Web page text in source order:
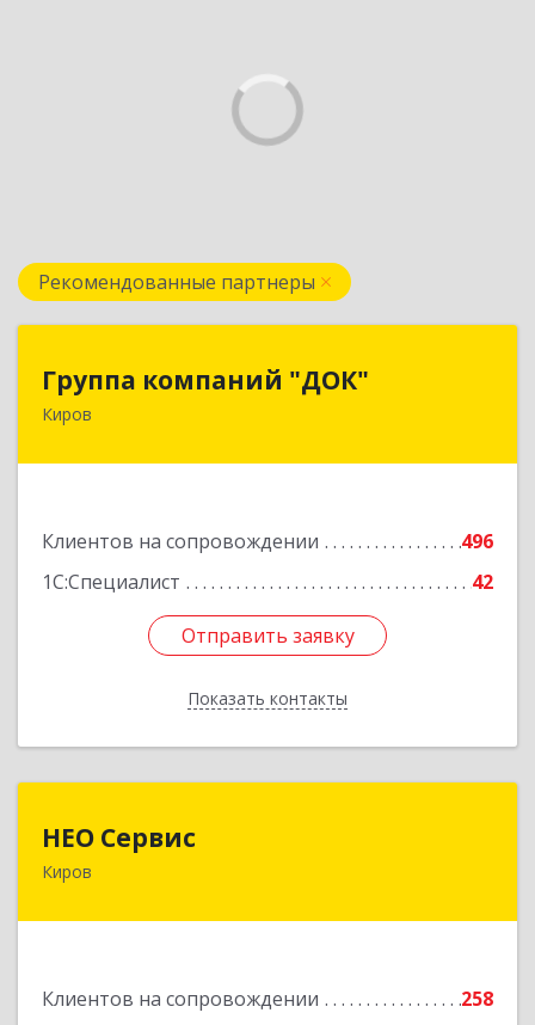
Рекомендованные партнеры
Группа компаний "ДОК"
Киров
Клиентов на сопровождении
496
1С:Специалист
42
Отправить заявку
Показать контакты
Группа компаний "ДОК"
610017, Кировская обл, Киров г, Горького ул,
Отправить заявку
Назад
НЕО Сервис
Киров
Клиентов на сопровождении
258
610045, Кировская обл, Киров г, Ульяновская